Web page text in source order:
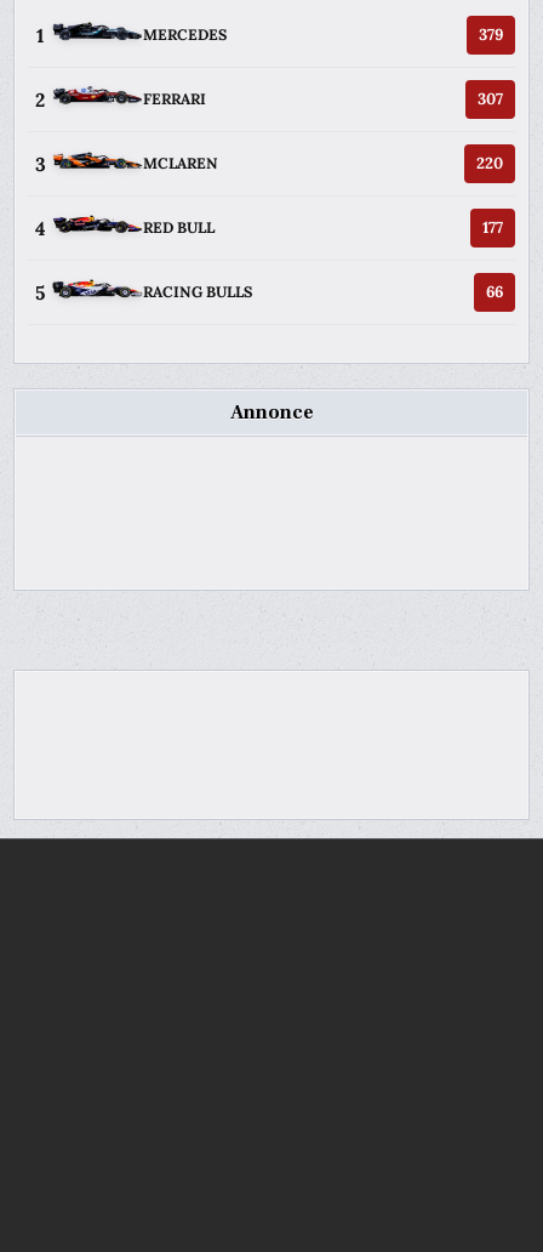
1 MERCEDES 379
2 FERRARI 307
3 MCLAREN 220
4 RED BULL 177
5 RACING BULLS 66
Annonce